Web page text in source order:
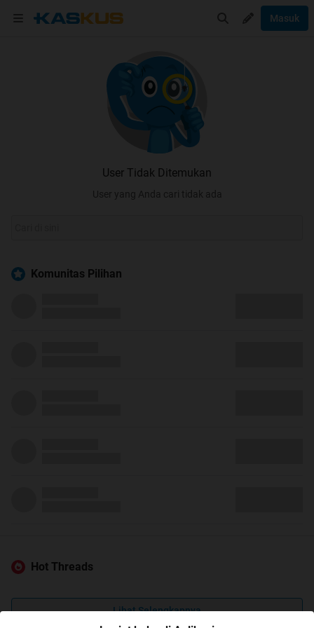
Masuk
User Tidak Ditemukan
User yang Anda cari tidak ada
Komunitas Pilihan
Hot Threads
Lihat Selengkapnya